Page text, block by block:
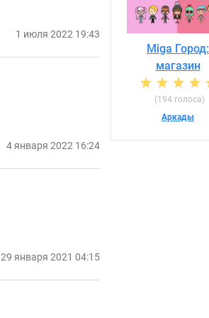
1 июля 2022 19:43
4 января 2022 16:24
29 января 2021 04:15
Miga Город:
магазин
(194 голоса)
Аркады